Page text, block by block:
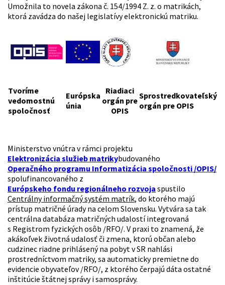
Umožnila to novela zákona č. 154/1994 Z. z. o matrikách,
ktorá zavádza do našej legislatívy elektronickú matriku.
Tvoríme
vedomostnú
spoločnosť
Európska
únia
Riadiaci
orgán pre
OPIS
Sprostredkovateľský
orgán pre OPIS
Ministerstvo vnútra v rámci projektu
Elektronizácia služieb matrikybudovaného
Operačného programu Informatizácia spoločnosti /OPIS/
spolufinancovaného z
Európskeho fondu regionálneho rozvoja spustilo
Centrálny informačný systém matrík, do ktorého majú
prístup matričné úrady na celom Slovensku. Vytvára sa tak
centrálna databáza matričných udalostí integrovaná
s Registrom fyzických osôb /RFO/. V praxi to znamená, že
akákoľvek životná udalosť či zmena, ktorú občan alebo
cudzinec riadne prihlásený na pobyt v SR nahlási
prostredníctvom matriky, sa automaticky premietne do
evidencie obyvateľov /RFO/, z ktorého čerpajú dáta ostatné
inštitúcie štátnej správy i samosprávy.